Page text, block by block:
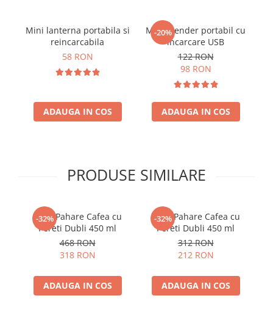
Mini lanterna portabila si
reincarcabila
58 RON
ADAUGA IN COS
-20%
Mini blender portabil cu
incarcare USB
122 RON
98 RON
ADAUGA IN COS
PRODUSE SIMILARE
-32%
Set 6 Pahare Cafea cu
Pereti Dubli 450 ml
468 RON
318 RON
ADAUGA IN COS
-32%
Set 4 Pahare Cafea cu
Pereti Dubli 450 ml
312 RON
212 RON
ADAUGA IN COS